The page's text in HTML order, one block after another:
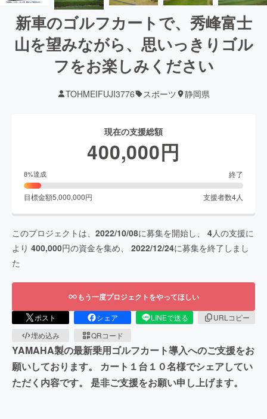
新車のゴルフカートで、秀峰富士
山を望みながら、思いっきりゴル
フをお楽しみください
TOHMEIFUJI3776 スポーツ 静岡県
現在の支援総額
400,000円
8%達成 終了
目標金額5,000,000円 支援者数4人
このプロジェクトは、 2022/10/08に募集を開始し、 4人の支援に
より 400,000円の資金を集め、 2022/12/24に募集を終了しまし
た
もう一度プロジェクトをやってほしい
ポスト シェア LINEで送る
URLコピー
埋め込み
QRコード
YAMAHA製の最新乗用ゴルフカート導入へのご支援をお
願いしております。 カート１台１０名様でシェアしてい
ただく内容です。 是非ご支援をお願い申し上げます。